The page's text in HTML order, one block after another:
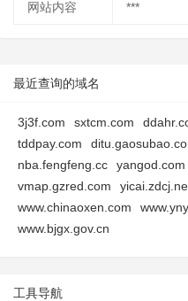
网站内容 ***
最近查询的域名
3j3f.com sxtcm.com
tddpay.com
nba.fengfeng.cc
yangod.com
vmap.gzred.com
www.chinaoxen.com
www.bjgx.gov.cn
工具导航